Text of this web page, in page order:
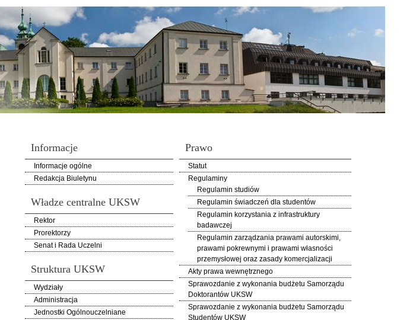
Informacje
Informacje ogólne
Redakcja Biuletynu
Władze centralne UKSW
Rektor
Prorektorzy
Senat i Rada Uczelni
Struktura UKSW
Wydziały
Administracja
Jednostki Ogólnouczelniane
Prawo
Statut
Regulaminy
Regulamin studiów
Regulamin świadczeń dla studentów
Regulamin korzystania z infrastruktury
badawczej
Regulamin zarządzania prawami autorskimi,
prawami pokrewnymi i prawami własności
przemysłowej oraz zasady komercjalizacji
Akty prawa wewnętrznego
Sprawozdanie z wykonania budżetu Samorządu
Doktorantów UKSW
Sprawozdanie z wykonania budżetu Samorządu
Studentów UKSW